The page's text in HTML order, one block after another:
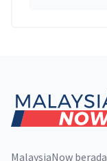
MalaysiaNow